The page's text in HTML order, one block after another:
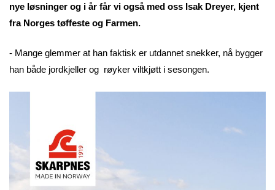
nye løsninger og i år får vi også med oss Isak Dreyer, kjent
fra Norges tøffeste og Farmen.
- Mange glemmer at han faktisk er utdannet snekker, nå bygger
han både jordkjeller og røyker viltkjøtt i sesongen.